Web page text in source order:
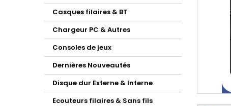
Casques filaires & BT
Chargeur PC & Autres
Consoles de jeux
Dernières Nouveautés
Disque dur Externe & Interne
Ecouteurs filaires & Sans fils